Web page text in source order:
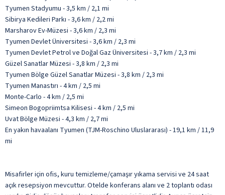
Tyumen Stadyumu - 3,5 km / 2,1 mi
Sibirya Kedileri Parkı - 3,6 km / 2,2 mi
Marsharov Ev-Müzesi - 3,6 km / 2,3 mi
Tyumen Devlet Üniversitesi - 3,6 km / 2,3 mi
Tyumen Devlet Petrol ve Doğal Gaz Üniversitesi - 3,7 km / 2,3 mi
Güzel Sanatlar Müzesi - 3,8 km / 2,3 mi
Tyumen Bölge Güzel Sanatlar Müzesi - 3,8 km / 2,3 mi
Tyumen Manastırı - 4 km / 2,5 mi
Monte-Carlo - 4 km / 2,5 mi
Simeon Bogopriimtsa Kilisesi - 4 km / 2,5 mi
Uvat Bölge Müzesi - 4,3 km / 2,7 mi
En yakın havaalanı Tyumen (TJM-Roschino Uluslararası) - 19,1 km / 11,9
mi
Misafirler için ofis, kuru temizleme/çamaşır yıkama servisi ve 24 saat
açık resepsiyon mevcuttur. Otelde konferans alanı ve 2 toplantı odası